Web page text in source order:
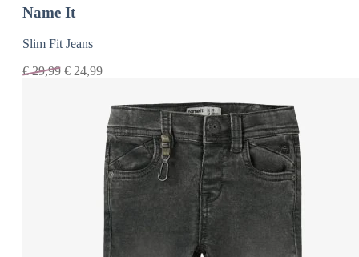
Name It
Slim Fit Jeans
€29,99 € 24,99